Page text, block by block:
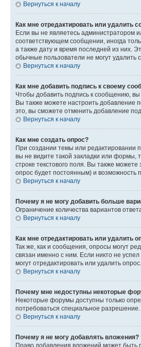
Вернуться к началу
Как мне отредактировать или удалить
Если вы не являетесь администратором
соответствующем сообщении, иногда
а также дату и время последней из них.
обычные пользователи не могут удалить
Вернуться к началу
Как мне добавить подпись к своему
Чтобы добавить подпись к сообщению,
Вы также можете настроить добавление
это, вы сможете отменить добавление
Вернуться к началу
Как мне создать опрос?
При создании темы или редактировании
вы не видите такой закладки или формы,
строке текстового поля. Вы также
опрос будет постоянным) и возможность
Вернуться к началу
Почему я не могу добавить больше
Ограничение количества вариантов
Вернуться к началу
Как мне отредактировать или удалить
Так же, как и сообщения, опросы могут
связан именно с ним. Если никто не
могут отредактировать или удалить
Вернуться к началу
Почему мне недоступны некоторые
Некоторые форумы доступны только
потребоваться специальное
Вернуться к началу
Почему я не могу добавлять вложения?
Право добавления вложений может быть